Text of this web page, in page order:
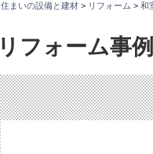
住まいの設備と建材> リフォーム > 和
リフォーム事